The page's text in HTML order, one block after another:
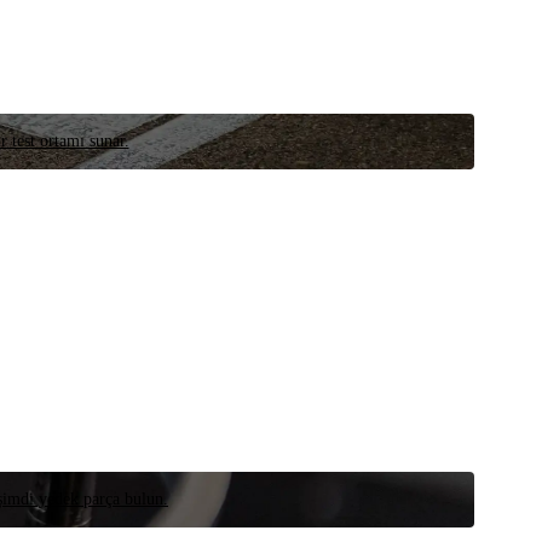
test ortamı sunar.
yedek parça bulun.